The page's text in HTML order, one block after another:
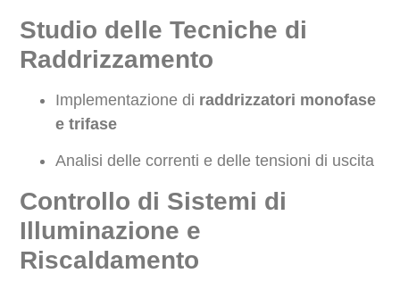
Studio delle Tecniche di
Raddrizzamento
Implementazione di raddrizzatori monofase
e trifase
Analisi delle correnti e delle tensioni di uscita
Controllo di Sistemi di
Illuminazione e
Riscaldamento